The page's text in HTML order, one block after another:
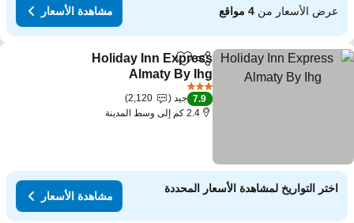
عرض الأسعار من4 مواقع مشاهدة الأسعار
مشاركةAdd to favorites
Holiday Inn Express
Almaty By Ihg
7.9 جيد
2,120
2.4 كم إلى وسط المدينة
اختر التواريخ لمشاهدة الأسعار المحددة
مشاهدة الأسعار